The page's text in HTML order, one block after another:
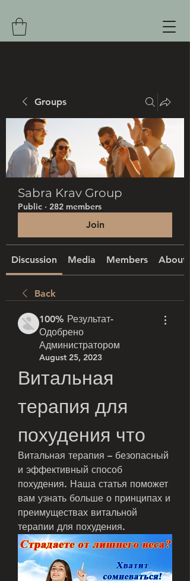
Groups
Sabra Krav Group
Public · 282 members
Join
Discussion Media Members About
Back
100% Результат-
Одобрено
Администратором
August 25, 2023
Витальная
терапия для
похудения что
Витальная терапия – безопасный
и эффективный способ
похудения. Наша статья поможет
вам узнать больше о принципах и
преимуществах витальной
терапии для похудения.